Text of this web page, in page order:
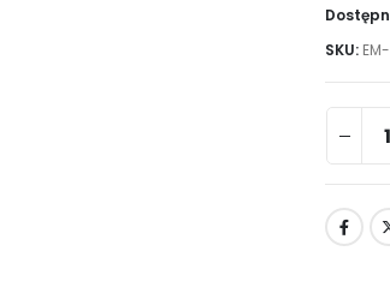
SKU: